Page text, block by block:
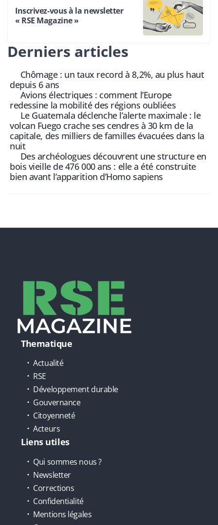
Inscrivez-vous à la newsletter
« RSE Magazine »
Derniers articles
Chômage : un taux record à 8,2%, au plus haut
depuis 6 ans
Avions électriques : comment l’Europe
redessine la mobilité des régions oubliées
Le Guatemala déclenche l’alerte maximale : le
volcan Fuego crache ses cendres à 30 km de la
capitale, des milliers de familles évacuées dans la
nuit
Des archéologues découvrent une structure en
bois vieille de 476 000 ans : elle a été construite
bien avant l’apparition d’Homo sapiens
Thematique
Actualité
RSE
Développement durable
Gouvernance
Citoyenneté
Acteurs
Liens utiles
Qui sommes nous ?
Newsletter
Corrections
Confidentialité
Mentions légales